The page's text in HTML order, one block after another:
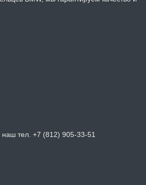
тел. +7 (812) 905-33-51